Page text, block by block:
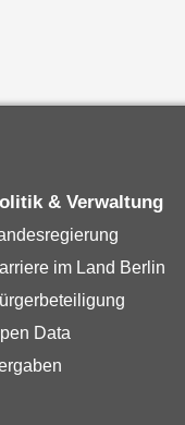
& Verwaltung
im Land Berlin
Data